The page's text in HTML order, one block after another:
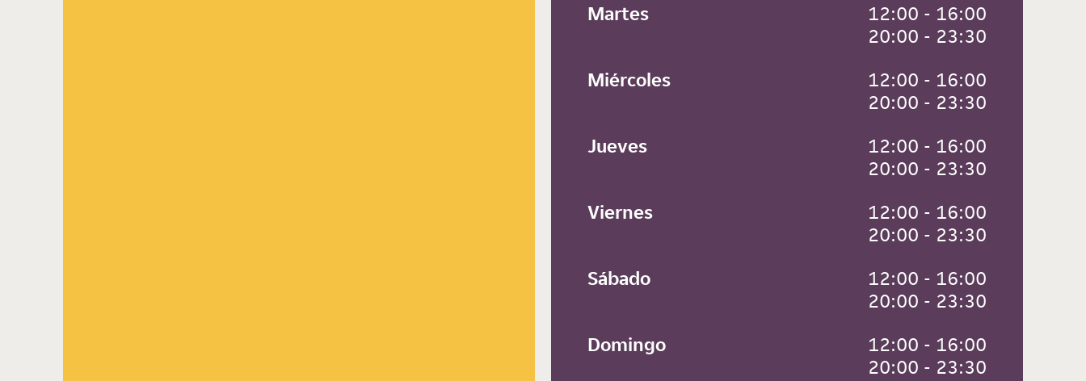
Martes
12:00 - 16:00
20:00 - 23:30
Miércoles
12:00 - 16:00
20:00 - 23:30
Jueves
12:00 - 16:00
20:00 - 23:30
Viernes
12:00 - 16:00
20:00 - 23:30
Sábado
12:00 - 16:00
20:00 - 23:30
Domingo
12:00 - 16:00
20:00 - 23:30